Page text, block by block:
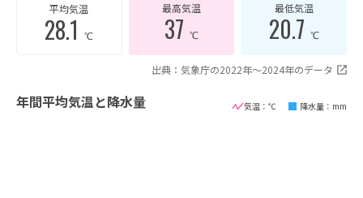
平均気温
28.1℃
最高気温
37 ℃
最低気温
20.7 ℃
出典：気象庁の2022年〜2024年のデータ
年間平均気温と降水量 気温：℃ 降水量：mm